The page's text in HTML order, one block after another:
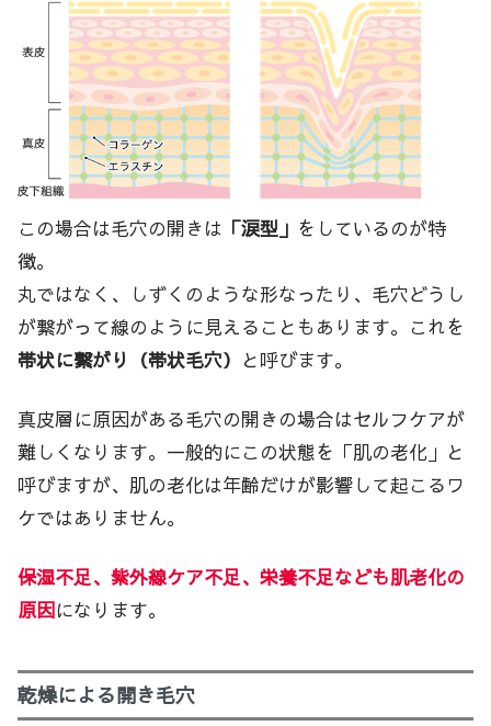
この場合は毛穴の開きは 「涙型」 をしているのが特
徴。
丸ではなく、しずくのような形なったり、毛穴どうし
が繋がって線のように見えることもあります。これを
帯状に繋がり（帯状毛穴） と呼びます。
真皮層に原因がある毛穴の開きの場合はセルフケアが
難しくなります。一般的にこの状態を「肌の老化」と
呼びますが、肌の老化は年齢だけが影響して起こるワ
ケではありません。
保湿不足、紫外線ケア不足、栄養不足なども肌老化の
原因になります。
乾燥による開き毛穴